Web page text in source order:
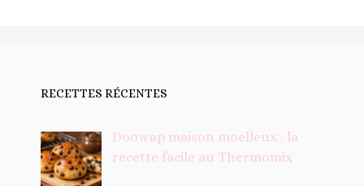
RECETTES RÉCENTES
Doowap maison moelleux : la
recette facile au Thermomix